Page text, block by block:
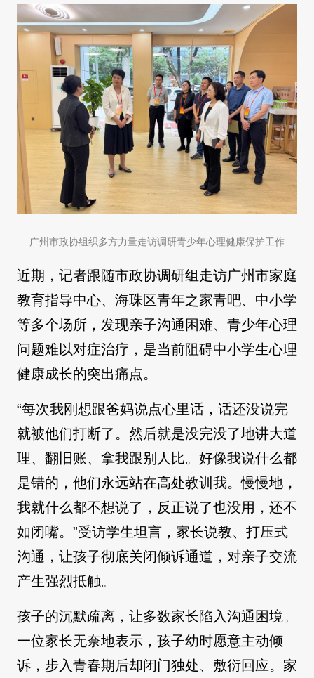
广州市政协组织多方力量走访调研青少年心理健康保护工作
近期，记者跟随市政协调研组走访广州市家庭
教育指导中心、海珠区青年之家青吧、中小学
等多个场所，发现亲子沟通困难、青少年心理
问题难以对症治疗，是当前阻碍中小学生心理
健康成长的突出痛点。
“每次我刚想跟爸妈说点心里话，话还没说完
就被他们打断了。然后就是没完没了地讲大道
理、翻旧账、拿我跟别人比。好像我说什么都
是错的，他们永远站在高处教训我。慢慢地，
我就什么都不想说了，反正说了也没用，还不
如闭嘴。”受访学生坦言，家长说教、打压式
沟通，让孩子彻底关闭倾诉通道，对亲子交流
产生强烈抵触。
孩子的沉默疏离，让多数家长陷入沟通困境。
一位家长无奈地表示，孩子幼时愿意主动倾
诉，步入青春期后却闭门独处、敷衍回应。家